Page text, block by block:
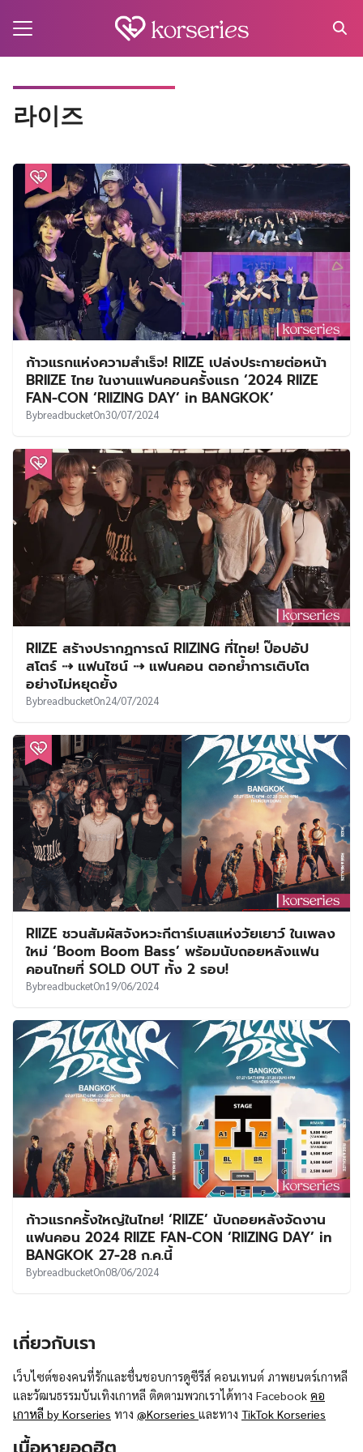
라이즈
ก้าวแรกแห่งความสำเร็จ! RIIZE เปล่งประกายต่อหน้า
BRIIZE ไทย ในงานแฟนคอนครั้งแรก ‘2024 RIIZE
FAN-CON ‘RIIZING DAY’ in BANGKOK’
BybreadbucketOn30/07/2024
RIIZE สร้างปรากฏการณ์ RIIZING ที่ไทย! ป๊อปอัป
สโตร์ ⇢ แฟนไซน์ ⇢ แฟนคอน ตอกย้ำการเติบโต
อย่างไม่หยุดยั้ง
BybreadbucketOn24/07/2024
RIIZE ชวนสัมผัสจังหวะกีตาร์เบสแห่งวัยเยาว์ ในเพลง
ใหม่ ‘Boom Boom Bass’ พร้อมนับถอยหลังแฟน
คอนไทยที่ SOLD OUT ทั้ง 2 รอบ!
BybreadbucketOn19/06/2024
ก้าวแรกครั้งใหญ่ในไทย! ‘RIIZE’ นับถอยหลังจัดงาน
แฟนคอน 2024 RIIZE FAN-CON ‘RIIZING DAY’ in
BANGKOK 27-28 ก.ค.นี้
BybreadbucketOn08/06/2024
เกี่ยวกับเรา
เว็บไซต์ของคนที่รักและชื่นชอบการดูซีรีส์ คอนเทนต์ ภาพยนตร์เกาหลี
และวัฒนธรรมบันเทิงเกาหลี ติดตามพวกเราได้ทาง Facebook คอ
เกาหลี by Korseries ทาง @Korseries และทาง TikTok Korseries